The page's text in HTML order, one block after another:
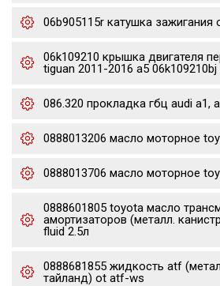
06b905115r катушка зажигания
06k109210 крышка двигателя
tiguan 2011-2016 a5 06k109210bj
086.320 прокладка гбц audi a1,
0888013206 масло моторное
0888013706 масло моторное
0888601805 toyota масло
амортизаторов (металл.
fluid 2.5л
0888681855 жидкость atf
тайланд) ot atf-ws